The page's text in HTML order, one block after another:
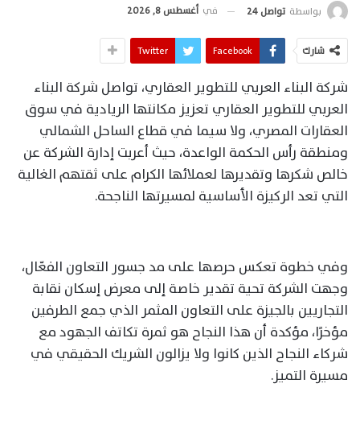
بواسطة تواصل 24 في أغسطس 8, 2026
شارك Facebook
Twitter
شركة البناء العربي للتطوير العقاري، تواصل شركة البناء
العربي للتطوير العقاري تعزيز مكانتها الريادية في سوق
العقارات المصري، ولا سيما في قطاع الساحل الشمالي
ومنطقة رأس الحكمة الواعدة، حيث أعربت إدارة الشركة عن
خالص شكرها وتقديرها لعملائها الكرام على ثقتهم الغالية
التي تعد الركيزة الأساسية لمسيرتها الناجحة.
وفي خطوة تعكس حرصها على مد جسور التعاون الفعّال،
وجهت الشركة تحية تقدير خاصة إلى معرض إسكان نقابة
التجاريين بالجيزة على التعاون المثمر الذي جمع الطرفين
مؤخرًا، مؤكدة أن هذا النجاح هو ثمرة تكاتف الجهود مع
شركاء النجاح الذين كانوا ولا يزالون الشريك الحقيقي في
مسيرة التميز.